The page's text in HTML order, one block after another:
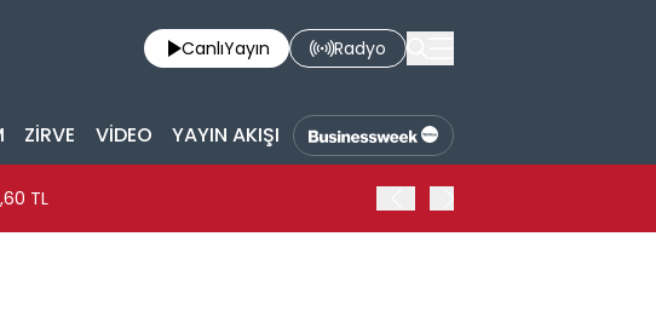
CanlıYayın Radyo
ZİRVE VİDEO YAYIN AKIŞI
TL